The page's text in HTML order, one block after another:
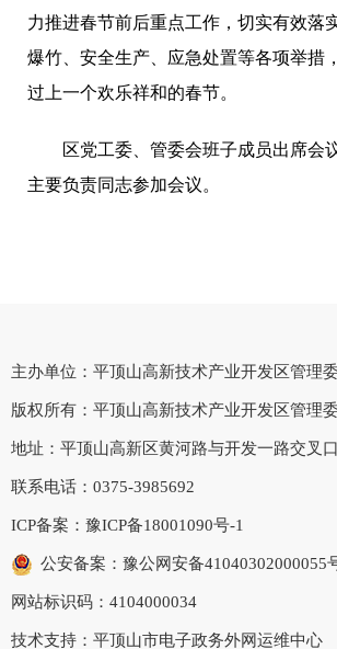
力推进春节前后重点工作，切实有效落
爆竹、安全生产、应急处置等各项举措
过上一个欢乐祥和的春节。
区党工委、管委会班子成员出席会
主要负责同志参加会议。
主办单位：平顶山高新技术产业开发区管理
版权所有：平顶山高新技术产业开发区管理
地址：平顶山高新区黄河路与开发一路交叉
联系电话：0375-3985692
ICP备案： 豫ICP备18001090号-1
公安备案：豫公网安备41040302000055
网站标识码：4104000034
技术支持：平顶山市电子政务外网运维中心